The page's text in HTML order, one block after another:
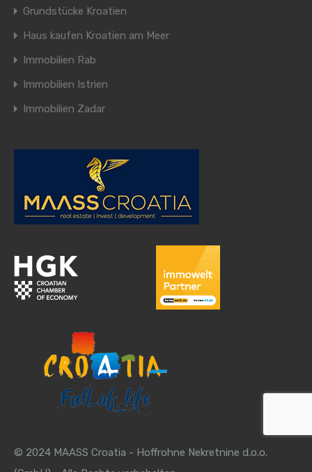
Grundstücke Kroatien
Haus kaufen Kroatien am Meer
Immobilien Rab
Immobilien Istrien
Immobilien Zadar
© 2024 MAASS Croatia - Hoffrohne Nekretnine d.o.o.